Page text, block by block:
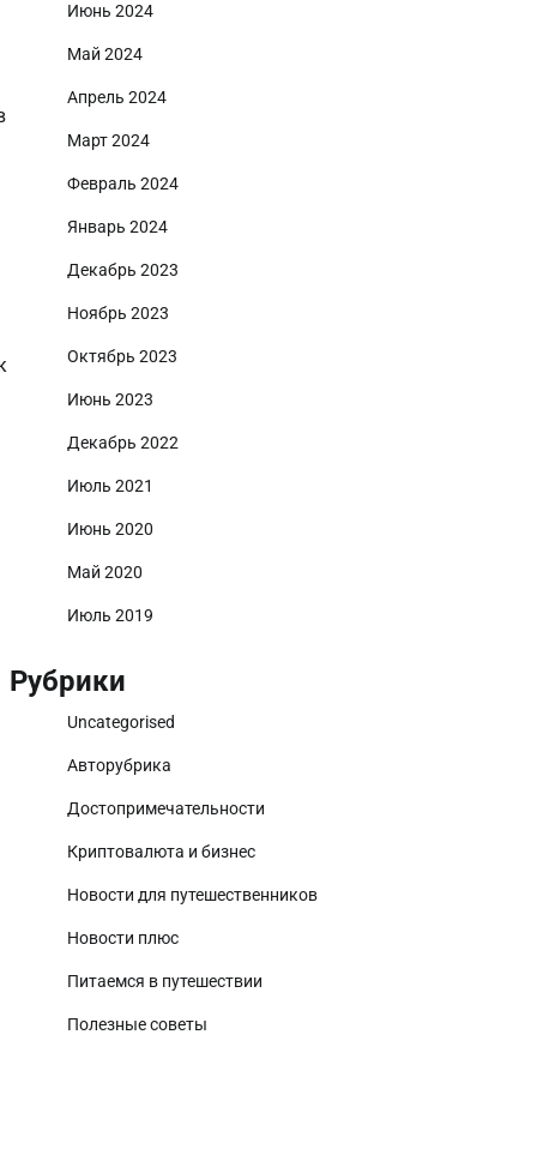
Июнь 2024
Май 2024
Апрель 2024
Март 2024
Февраль 2024
Январь 2024
Декабрь 2023
Ноябрь 2023
Октябрь 2023
Июнь 2023
Декабрь 2022
Июль 2021
Июнь 2020
Май 2020
Июль 2019
Рубрики
Uncategorised
Авторубрика
Достопримечательности
Криптовалюта и бизнес
Новости для путешественников
Новости плюс
Питаемся в путешествии
Полезные советы